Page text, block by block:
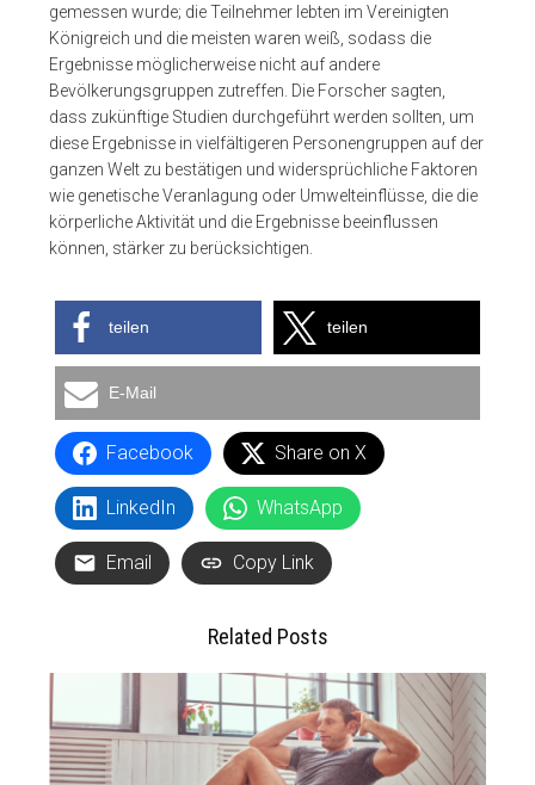
gemessen wurde; die Teilnehmer lebten im Vereinigten
Königreich und die meisten waren weiß, sodass die
Ergebnisse möglicherweise nicht auf andere
Bevölkerungsgruppen zutreffen. Die Forscher sagten,
dass zukünftige Studien durchgeführt werden sollten, um
diese Ergebnisse in vielfältigeren Personengruppen auf der
ganzen Welt zu bestätigen und widersprüchliche Faktoren
wie genetische Veranlagung oder Umwelteinflüsse, die die
körperliche Aktivität und die Ergebnisse beeinflussen
können, stärker zu berücksichtigen.
teilen teilen
E-Mail
Facebook Share on X
LinkedIn WhatsApp
Email Copy Link
Related Posts